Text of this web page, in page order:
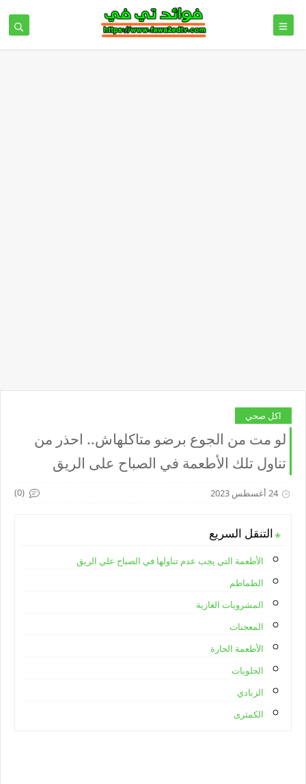
اكل صحي
لو مت من الجوع برضو متاكلهاش.. احذر من
تناول تلك الأطعمة في الصباح على الريق
24 أغسطس 2023 (0)
التنقل السريع
الأطعمة التي يجب عدم تناولها في الصباح علي الريق
الطماطم
المشروبات الغازية
المعجنات
الأطعمة الحارة
الحلويات
الزبادي
الكمثرى